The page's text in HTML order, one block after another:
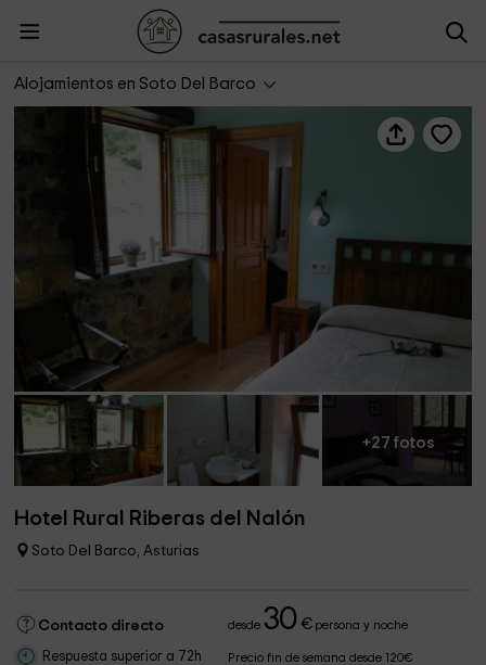
Alojamientos en Soto Del Barco
Hotel Rural Riberas del Nalón
+27 fotos
Hotel Rural Riberas del Nalón
Soto Del Barco, Asturias
Contacto directo desde30 €persona y noche
Respuesta superior a 72h Precio fin de semana desde 120€